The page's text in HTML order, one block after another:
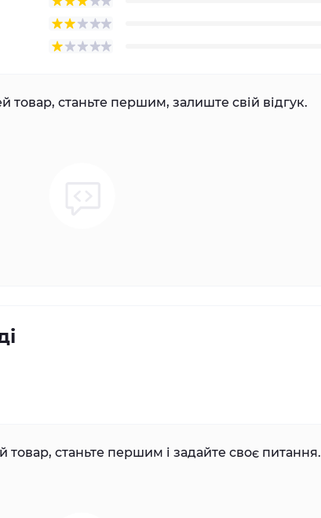
товар, станьте першим, залиште свій відгук.
станьте першим і задайте своє питання.